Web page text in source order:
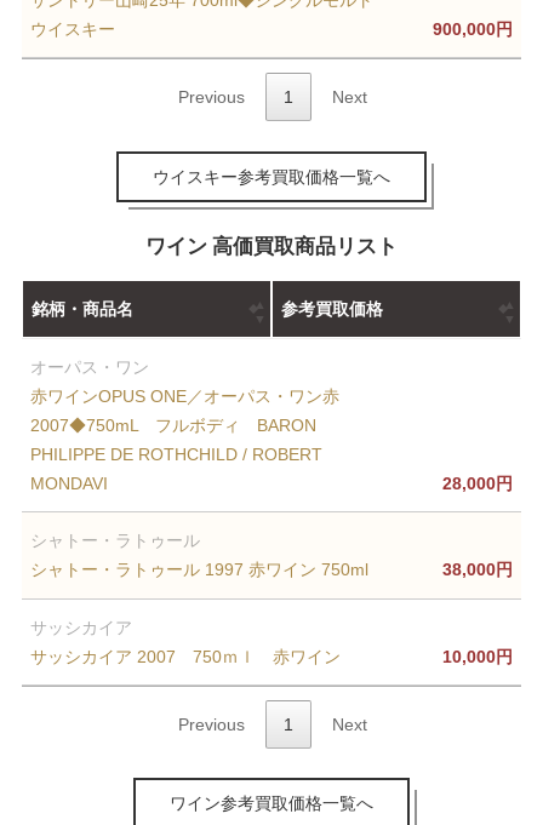
ウイスキー
900,000円
Previous 1 Next
ウイスキー参考買取価格一覧へ
ワイン 高価買取商品リスト
銘柄・商品名 参考買取価格
オーパス・ワン
赤ワインOPUS ONE／オーパス・ワン赤
2007◆750mL フルボディ BARON
PHILIPPE DE ROTHCHILD / ROBERT
MONDAVI
28,000円
シャトー・ラトゥール
シャトー・ラトゥール 1997 赤ワイン 750ml
38,000円
サッシカイア
サッシカイア 2007 750ｍｌ 赤ワイン
10,000円
Previous 1 Next
ワイン参考買取価格一覧へ